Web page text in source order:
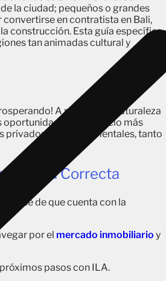
la ciudad; pequeños o grandes
en contratista en Bali,
construcción. Esta guía específica
tan animadas cultural y
A pesar de la naturaleza
oportunidades de negocio más
privados o gubernamentales, tanto
Manera Correcta
de que cuenta con la
por el mercado inmobiliario y
pasos con ILA.